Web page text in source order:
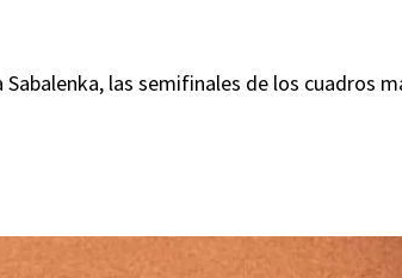
las semifinales de los cuadros